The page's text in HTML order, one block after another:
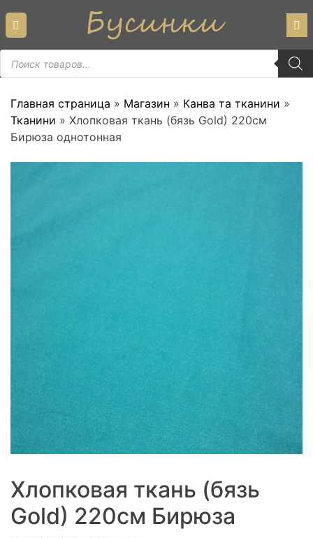
content
Пошук
товарів
Главная страница » Магазин » Канва та тканини »
Тканини » Хлопковая ткань (бязь Gold) 220см
Бирюза однотонная
Хлопковая ткань (бязь
Gold) 220см Бирюза